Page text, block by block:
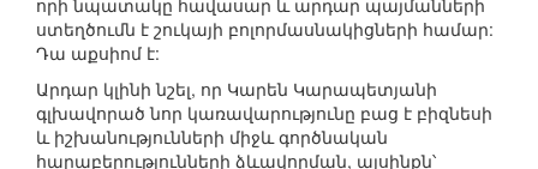
որի նպատակը հավասար և արդար պայմանների
ստեղծումն է շուկայի բոլորմասնակիցների համար:
Դա աքսիոմ է:
Արդար կլինի նշել, որ Կարեն Կարապետյանի
գլխավորած նոր կառավարությունը բաց է բիզնեսի
և իշխանությունների միջև գործնական
հարաբերությունների ձևավորման, այսինքն՝